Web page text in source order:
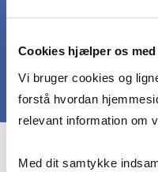
Cookies hjælper os
Vi bruger cookies og
forstå hvordan
relevant information om
Med dit samtykke
Course